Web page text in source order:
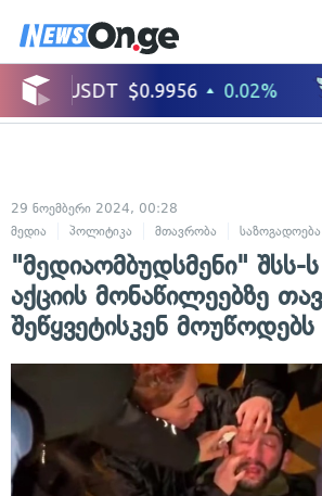
29 ნოემბერი 2024, 00:28
მედია
პოლიტიკა მთავრობა საზოგადოება
"მედიაომბუდსმენი" შსს-
აქციის მონაწილეებზე
შეწყვეტისკენ მოუწოდებს